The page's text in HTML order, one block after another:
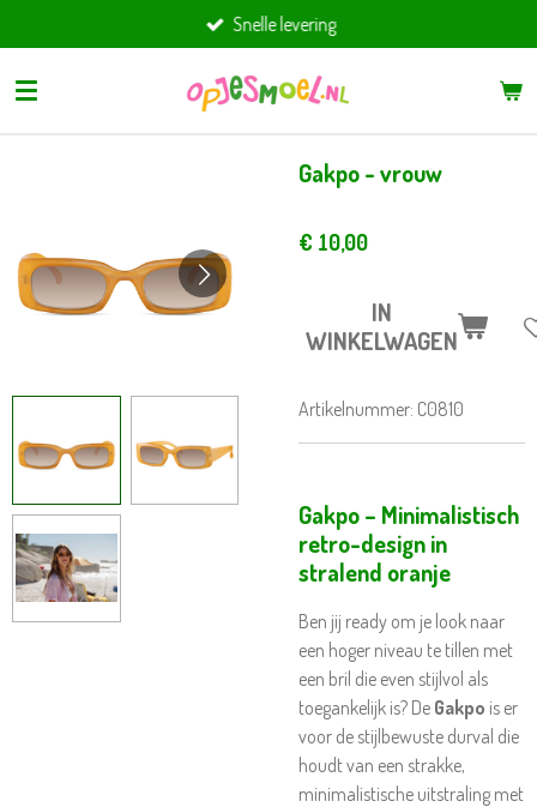
direct
naar
Snelle levering
Gakpo - vrouw
€ 10,00
IN
WINKELWAGEN
Artikelnummer: C0810
Gakpo – Minimalistisch
retro-design in
stralend oranje
Ben jij ready om je look naar
een hoger niveau te tillen met
een bril die even stijlvol als
toegankelijk is? De Gakpo is er
voor de stijlbewuste durval die
houdt van een strakke,
minimalistische uitstraling met